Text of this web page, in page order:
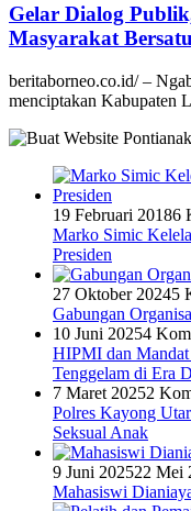
Gelar Dialog
Masyarakat
beritaborneo.co.id/ –
menciptakan Kabupaten
19 Februari 20186
Marko Simic
Presiden
27 Oktober 20245
Gabungan
10 Juni 20254
HIPMI dan Mandat
Tenggelam di Era
7 Maret 20252
Polres Kayong
Seksual Anak
9 Juni 202522 Mei
Mahasiswi